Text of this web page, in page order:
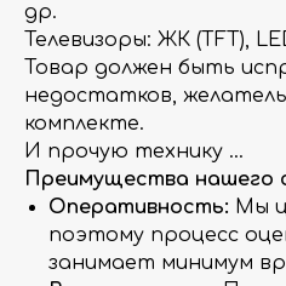
др.
Телевизоры: ЖК (TFT),
Товар должен быть
недостатков,
комплекте.
И прочую технику …
Преимущества нашего
Оперативность: Мы
поэтому процесс
занимает минимум